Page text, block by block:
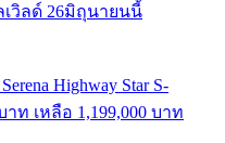
เวิลด์ 26มิถุนายนนี้
Highway Star S-
าท เหลือ 1,199,000 บาท